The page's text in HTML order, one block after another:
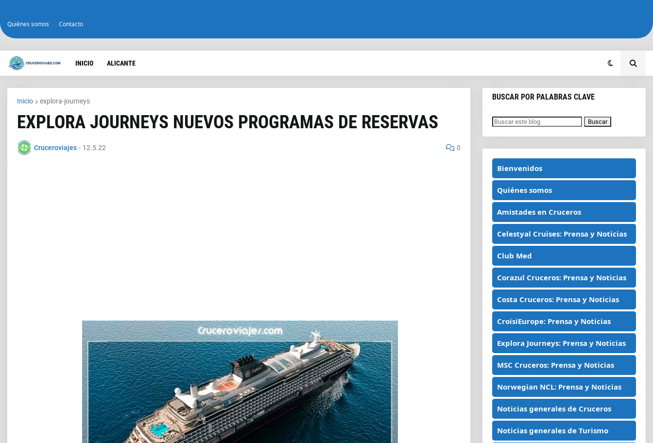
Quiénes somos Contacto
INICIO ALICANTE
Inicio explora-journeys
EXPLORA JOURNEYS NUEVOS PROGRAMAS DE RESERVAS
Cruceroviajes - 12.5.22 0
BUSCAR POR PALABRAS CLAVE
Bienvenidos
Quiénes somos
Amistades en Cruceros
Celestyal Cruises: Prensa y Noticias
Club Med
Corazul Cruceros: Prensa y Noticias
Costa Cruceros: Prensa y Noticias
CroisiEurope: Prensa y Noticias
Explora Journeys: Prensa y Noticias
MSC Cruceros: Prensa y Noticias
Norwegian NCL: Prensa y Noticias
Noticias generales de Cruceros
Noticias generales de Turismo